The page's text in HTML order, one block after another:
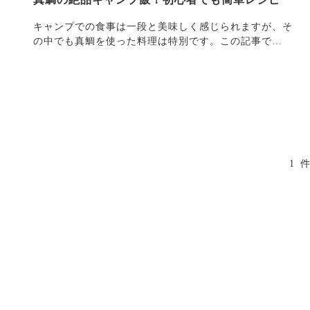
キャンプでの食事は一段と美味しく感じられますが、そ
の中でも真鯛を使った料理は特別です。この記事で
1